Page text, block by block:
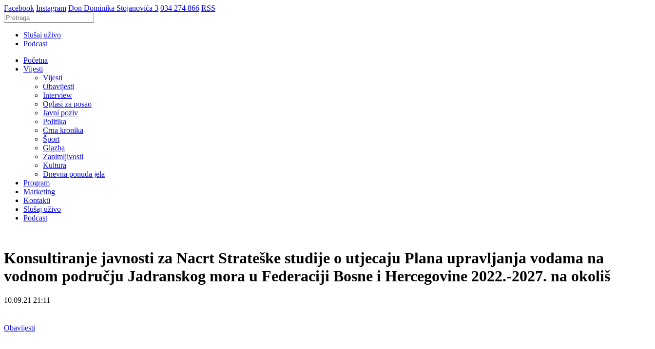
Facebook Instagram Don Dominika Stojanovića 3 034 274 866 RSS
Slušaj uživo
Podcast
Početna
Vijesti
Vijesti
Obavijesti
Interview
Oglasi za posao
Javni poziv
Politika
Crna kronika
Šport
Glazba
Zanimljivosti
Kultura
Dnevna ponuda jela
Program
Marketing
Kontakti
Slušaj uživo
Podcast
Konsultiranje javnosti za Nacrt Strateške studije o utjecaju Plana upravljanja vodama na
vodnom području Jadranskog mora u Federaciji Bosne i Hercegovine 2022.-2027. na okoliš
10.09.21 21:11
Obavijesti